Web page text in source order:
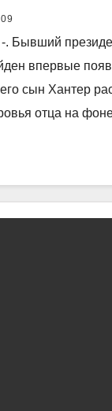
. Бывший
впервые
сын Хантер
отца на